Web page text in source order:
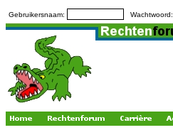
Gebruikersnaam: Wachtwoord: